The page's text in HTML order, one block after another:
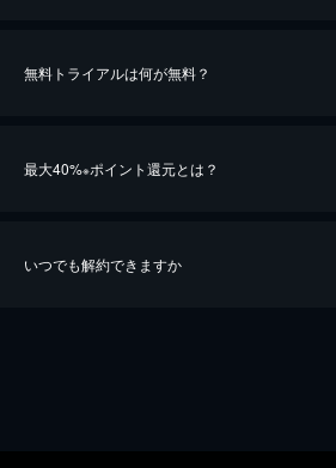
無料トライアルは何が無料？
最大40%※ポイント還元とは？
いつでも解約できますか